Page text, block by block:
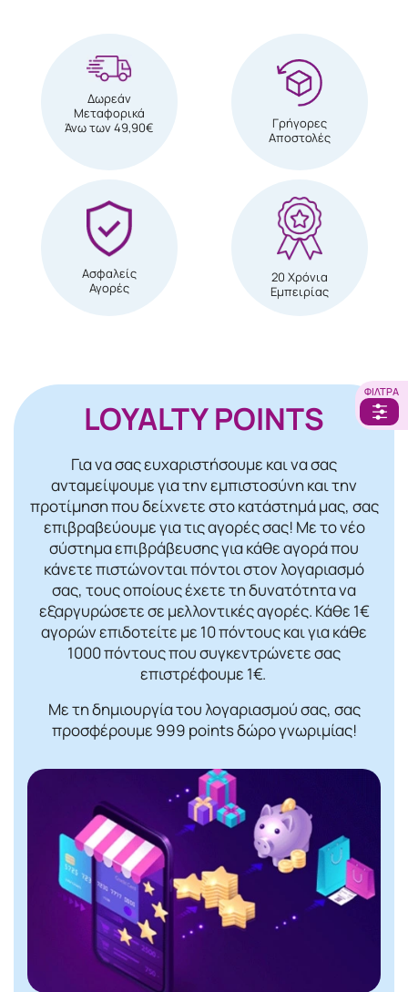
ΦΊΛΤΡΑ
Δωρεάν
Μεταφορικά
Άνω των 49,90€
Γρήγορες
Αποστολές
Ασφαλείς
Αγορές
20 Χρόνια
Εμπειρίας
LOYALTY POINTS
Για να σας ευχαριστήσουμε και να σας
ανταμείψουμε για την εμπιστοσύνη και την
προτίμηση που δείχνετε στο κατάστημά μας, σας
επιβραβεύουμε για τις αγορές σας! Mε το νέο
σύστημα επιβράβευσης για κάθε αγορά που
κάνετε πιστώνονται πόντοι στον λογαριασμό
σας, τους οποίους έχετε τη δυνατότητα να
εξαργυρώσετε σε μελλοντικές αγορές. Κάθε 1€
αγορών επιδοτείτε με 10 πόντους και για κάθε
1000 πόντους που συγκεντρώνετε σας
επιστρέφουμε 1€.
Με τη δημιουργία του λογαριασμού σας, σας
προσφέρουμε 999 points δώρο γνωριμίας!